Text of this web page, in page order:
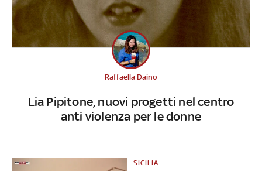
Lia Pipitone, nuovi progetti nel centro
anti violenza per le donne
Raffaella Daino
SICILIA